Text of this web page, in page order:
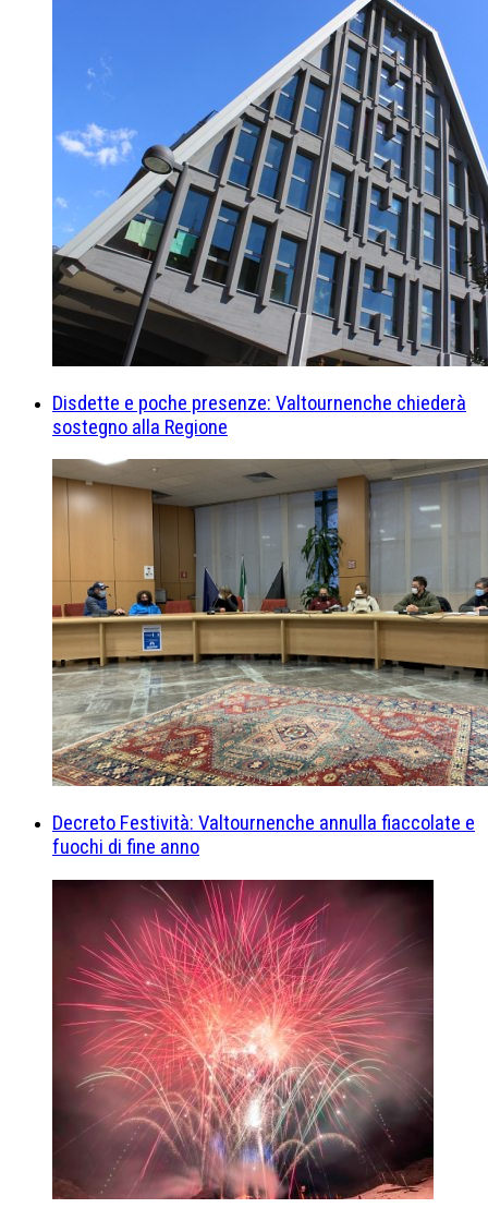
Disdette e poche presenze: Valtournenche chiederà
sostegno alla Regione
Decreto Festività: Valtournenche annulla fiaccolate e
fuochi di fine anno